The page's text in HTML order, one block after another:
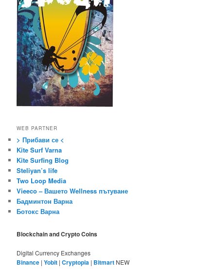
WEB PARTNER
> Прибави се <
Kite Surf Varna
Kite Surfing Blog
Steliyan’s life
Two Loop Media
Vieeco – Вашето Wellness пътуване
Бадминтон Варна
Ботокс Варна
Blockchain and Crypto Coins
Digital Currency Exchanges
Binance |Yobit |Cryptopia | Bitmart NEW